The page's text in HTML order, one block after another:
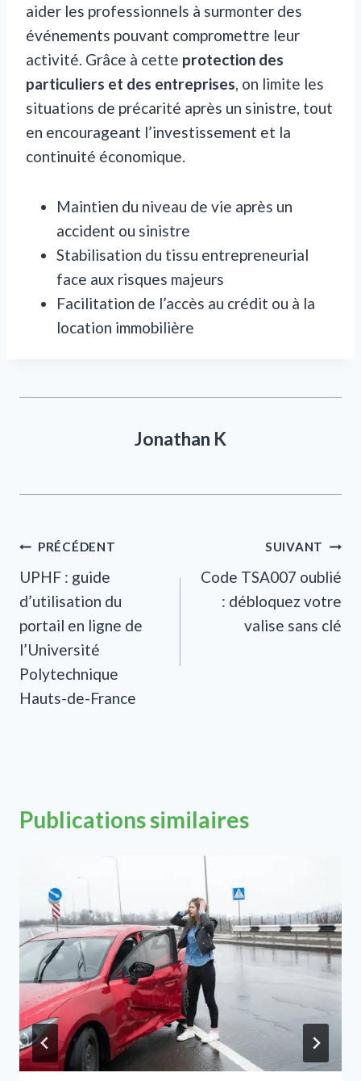
aider les professionnels à surmonter des
événements pouvant compromettre leur
activité. Grâce à cette protection des
particuliers et des entreprises, on limite les
situations de précarité après un sinistre, tout
en encourageant l’investissement et la
continuité économique.
Maintien du niveau de vie après un
accident ou sinistre
Stabilisation du tissu entrepreneurial
face aux risques majeurs
Facilitation de l’accès au crédit ou à la
location immobilière
Jonathan K
Navigation
de
l’article
PRÉCÉDENT
UPHF : guide
d’utilisation du
portail en ligne de
l’Université
Polytechnique
Hauts-de-France
SUIVANT
Code TSA007 oublié
: débloquez votre
valise sans clé
Publications similaires